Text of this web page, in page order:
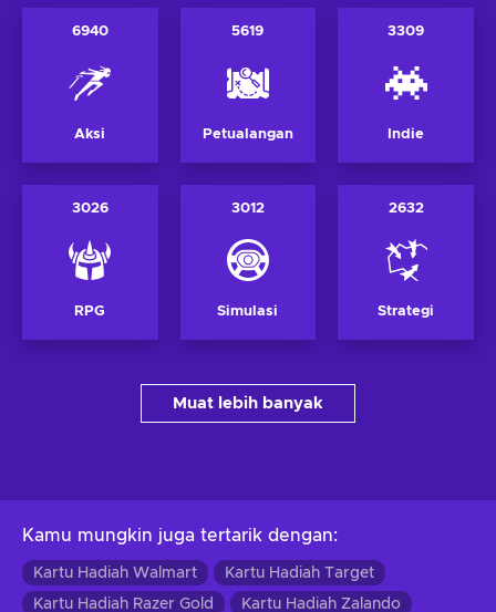
6940
Aksi
5619
Petualangan
3309
Indie
3026
RPG
3012
Simulasi
2632
Strategi
Muat lebih banyak
Kamu mungkin juga tertarik dengan:
Kartu Hadiah Walmart
Kartu Hadiah Target
Kartu Hadiah Razer Gold
Kartu Hadiah Zalando